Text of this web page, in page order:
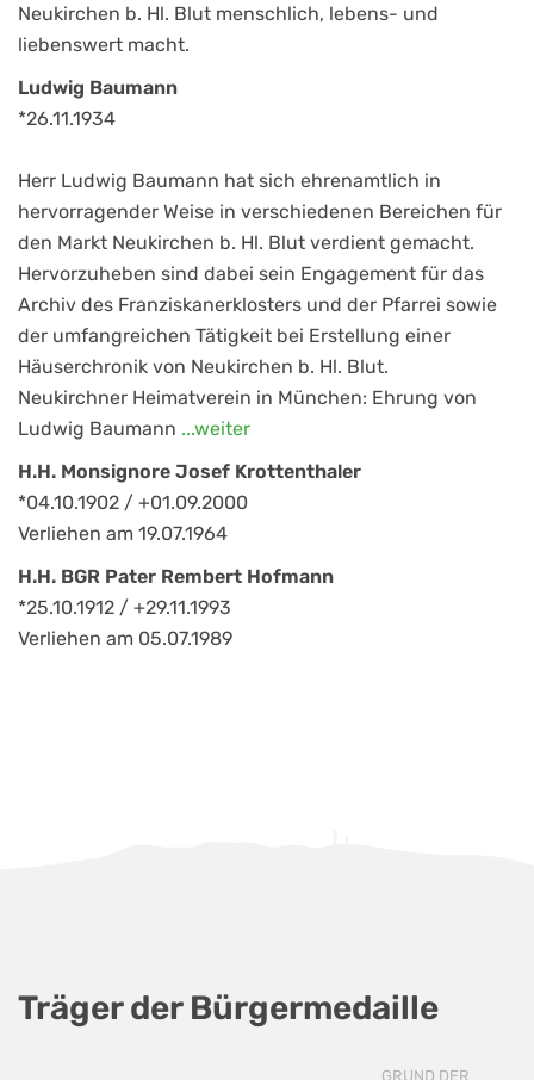
Neukirchen b. Hl. Blut menschlich, lebens- und
liebenswert macht.
Ludwig Baumann
*26.11.1934
Herr Ludwig Baumann hat sich ehrenamtlich in
hervorragender Weise in verschiedenen Bereichen für
den Markt Neukirchen b. Hl. Blut verdient gemacht.
Hervorzuheben sind dabei sein Engagement für das
Archiv des Franziskanerklosters und der Pfarrei sowie
der umfangreichen Tätigkeit bei Erstellung einer
Häuserchronik von Neukirchen b. Hl. Blut.
Neukirchner Heimatverein in München: Ehrung von
Ludwig Baumann ...weiter
H.H. Monsignore Josef Krottenthaler
*04.10.1902 / +01.09.2000
Verliehen am 19.07.1964
H.H. BGR Pater Rembert Hofmann
*25.10.1912 / +29.11.1993
Verliehen am 05.07.1989
Träger der Bürgermedaille
GRUND DER